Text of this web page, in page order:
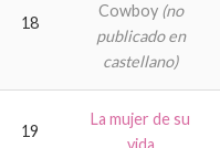
18
Cowboy (no
publicado en
castellano)
19
La mujer de su
vida